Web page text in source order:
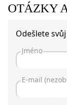
OTÁZKY
Odešlete